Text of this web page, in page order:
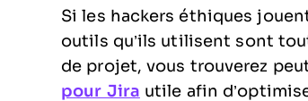
Si les hackers éthiques
outils qu’ils utilisent sont
de projet, vous trouverez
pour Jira utile afin